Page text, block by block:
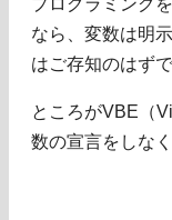
なら、変数は明
はご存知のはずで
ところがVBE（
数の宣言をしな